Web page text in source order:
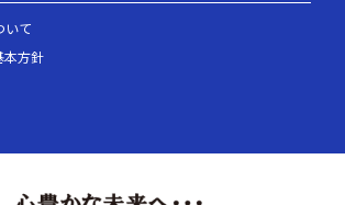
いて
本方針